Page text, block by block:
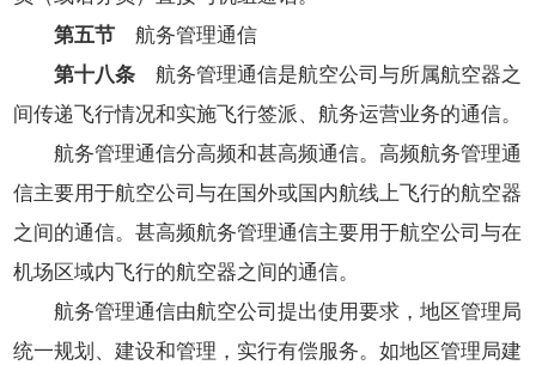
第五节航务管理通信
第十八条航务管理通信是航空公司与所属航空器之
间传递飞行情况和实施飞行签派、航务运营业务的通信。
航务管理通信分高频和甚高频通信。高频航务管理通
信主要用于航空公司与在国外或国内航线上飞行的航空器
之间的通信。甚高频航务管理通信主要用于航空公司与在
机场区域内飞行的航空器之间的通信。
航务管理通信由航空公司提出使用要求，地区管理局
统一规划、建设和管理，实行有偿服务。如地区管理局建